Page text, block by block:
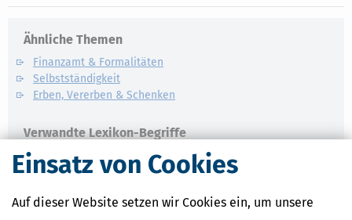
Einsatz von Cookies
Auf dieser Website setzen wir Cookies ein, um unsere
Ähnliche Themen
Finanzamt & Formalitäten
Selbstständigkeit
Erben, Vererben & Schenken
Verwandte Lexikon-Begriffe
Kapitalertragsteuer Freibetrag -
Definition und Erklärung
Kapitalertragsteuer - Definition und